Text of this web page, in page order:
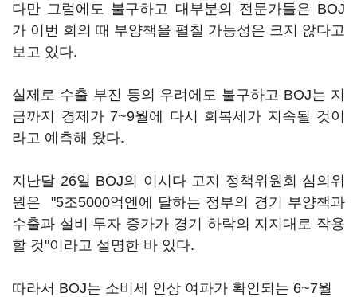
다만 그럼에도 불구하고 대부분의 전문가들은 BOJ
가 이번 회의 때 부양책을 펼칠 가능성은 크지 않다고
보고 있다.
실제로 수출 부진 등의 우려에도 불구하고 BOJ는 지
금까지 경제가 7~9월에 다시 회복세가 지속될 것이
라고 예측해 왔다.
지난달 26일 BOJ의 이시다 고지 정책위원회 심의위
원은 "5조5000억엔에 달하는 정부의 경기 부양책과
수출과 설비 투자 증가가 경기 하락의 지지대로 작용
할 것"이라고 설명한 바 있다.
따라서 BOJ는 소비세 인상 여파가 확인되는 6~7월